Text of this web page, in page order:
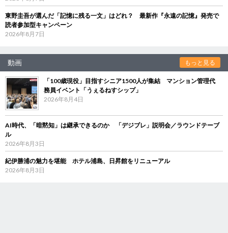
東野圭吾が選んだ「記憶に残る一文」はどれ？ 最新作『永遠の記憶』発売で
読者参加型キャンペーン
2026年8月7日
動画 もっと見る
「100歳現役」目指すシニア1500人が集結 マンション管理代
務員イベント「うぇるねすシップ」
2026年8月4日
AI時代、「暗黙知」は継承できるのか 「デジブレ」説明会／ラウンドテーブ
ル
2026年8月3日
紀伊勝浦の魅力を堪能 ホテル浦島、日昇館をリニューアル
2026年8月3日